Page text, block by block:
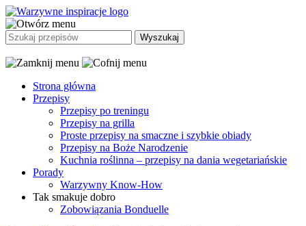
Strona główna
Przepisy
Przepisy po treningu
Przepisy na grilla
Proste przepisy na smaczne i szybkie obiady
Przepisy na Boże Narodzenie
Kuchnia roślinna – przepisy na dania wegetariańskie
Porady
Warzywny Know-How
Tak smakuje dobro
Zobowiązania Bonduelle